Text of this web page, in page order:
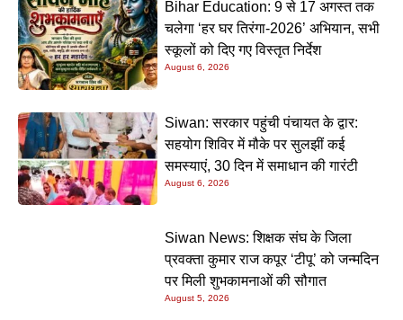
Bihar Education: 9 से 17 अगस्त तक
चलेगा ‘हर घर तिरंगा-2026’ अभियान, सभी
स्कूलों को दिए गए विस्तृत निर्देश
August 6, 2026
Siwan: सरकार पहुंची पंचायत के द्वार:
सहयोग शिविर में मौके पर सुलझीं कई
समस्याएं, 30 दिन में समाधान की गारंटी
August 6, 2026
Siwan News: शिक्षक संघ के जिला
प्रवक्ता कुमार राज कपूर ‘टीपू’ को जन्मदिन
पर मिली शुभकामनाओं की सौगात
August 5, 2026